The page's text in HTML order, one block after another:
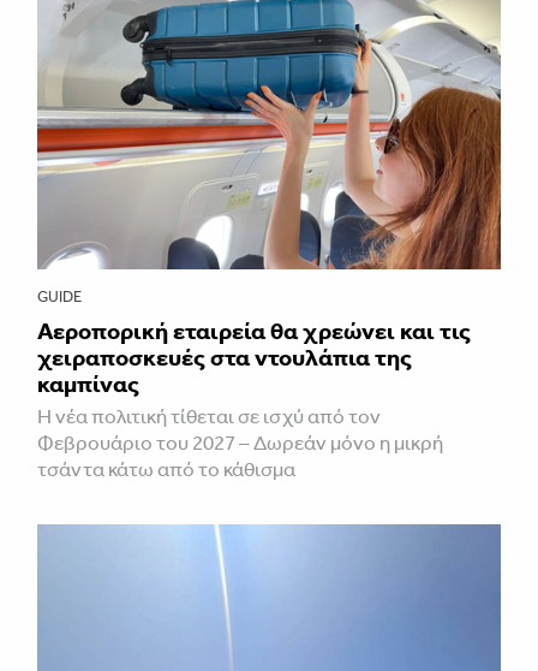
GUIDE
Αεροπορική εταιρεία θα χρεώνει και τις
χειραποσκευές στα ντουλάπια της
καμπίνας
Η νέα πολιτική τίθεται σε ισχύ από τον
Φεβρουάριο του 2027 – Δωρεάν μόνο η μικρή
τσάντα κάτω από το κάθισμα